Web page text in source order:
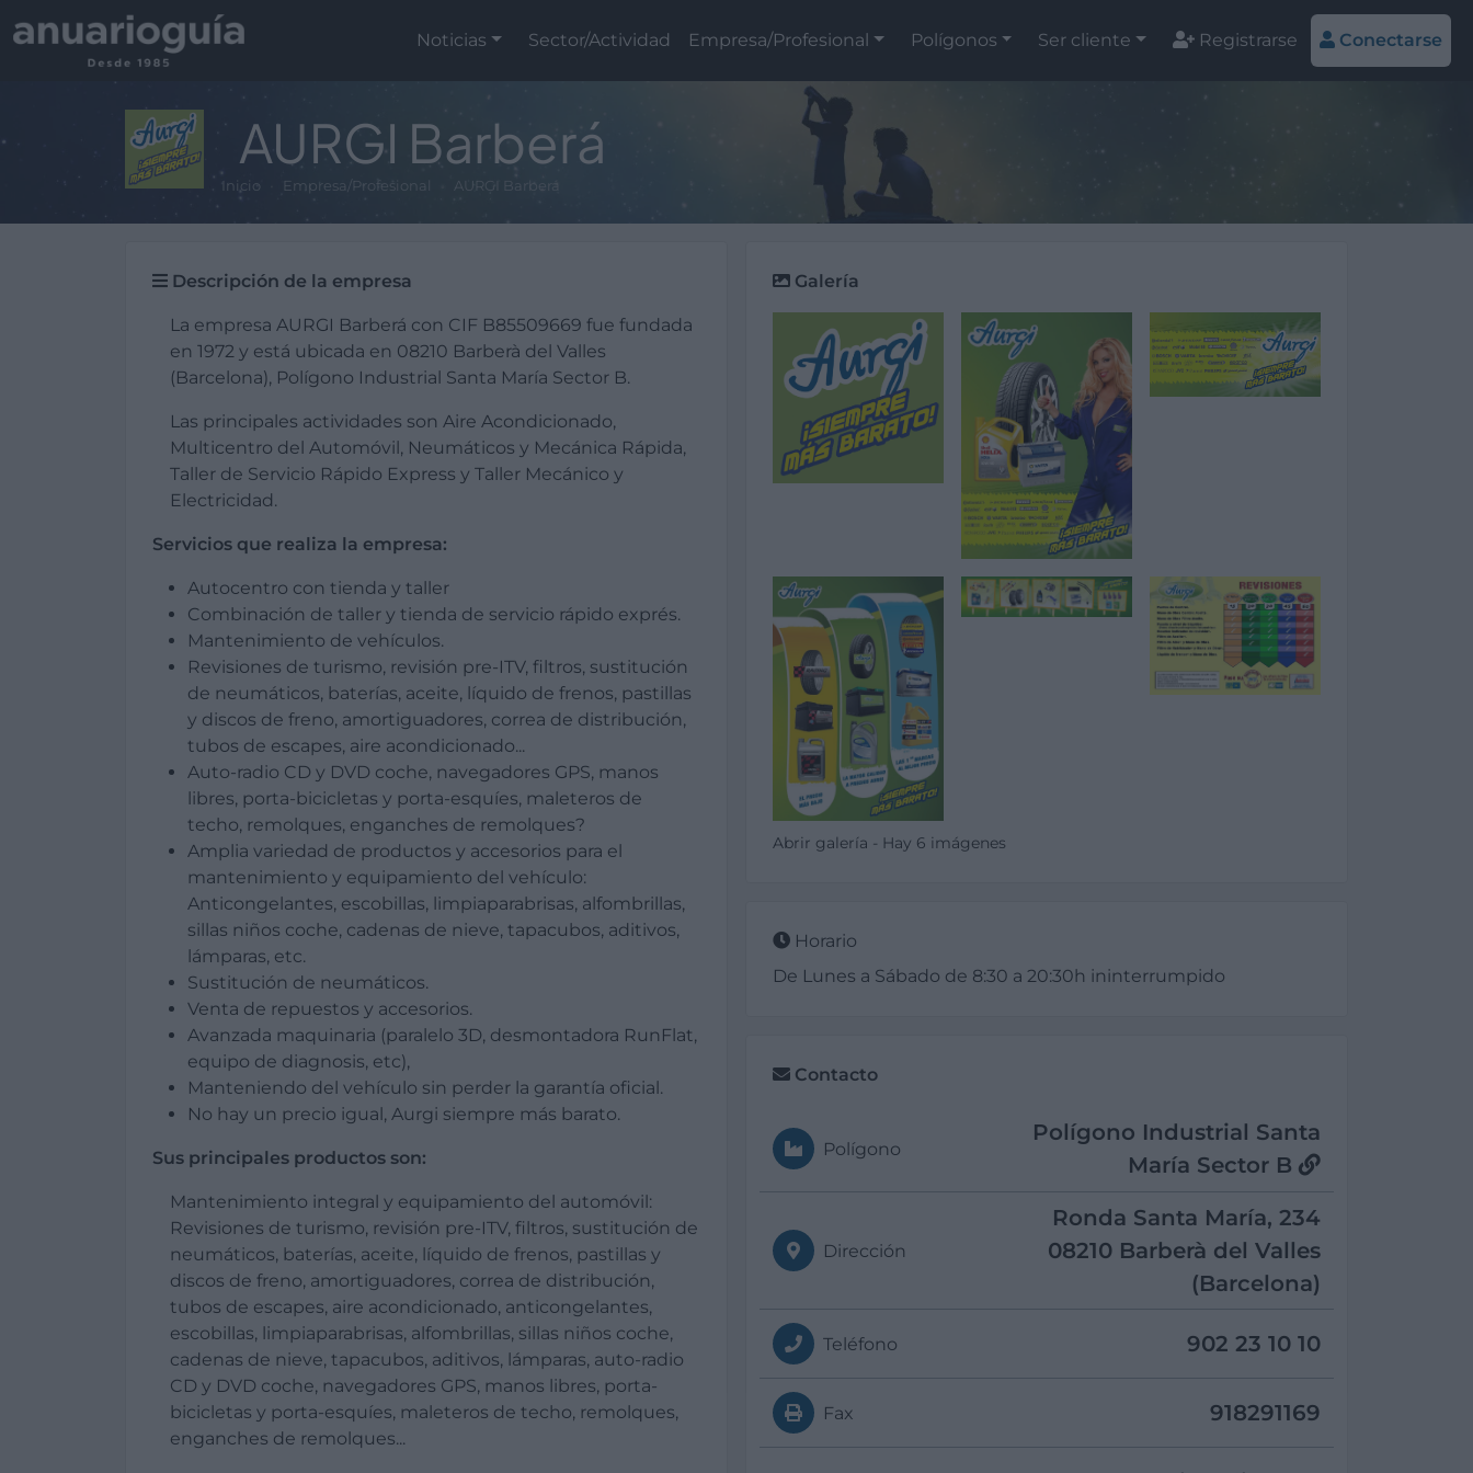
Noticias Sector/Actividad Empresa/Profesional Polígonos Ser cliente Registrarse Conectarse
AURGI Barberá
Inicio Empresa/Profesional AURGI Barberá
Descripción de la empresa
La empresa AURGI Barberá con CIF B85509669 fue fundada
en 1972 y está ubicada en 08210 Barberà del Valles
(Barcelona), Polígono Industrial Santa María Sector B.
Las principales actividades son Aire Acondicionado,
Multicentro del Automóvil, Neumáticos y Mecánica Rápida,
Taller de Servicio Rápido Express y Taller Mecánico y
Electricidad.
Servicios que realiza la empresa:
Autocentro con tienda y taller
Combinación de taller y tienda de servicio rápido exprés.
Mantenimiento de vehículos.
Revisiones de turismo, revisión pre-ITV, filtros, sustitución
de neumáticos, baterías, aceite, líquido de frenos, pastillas
y discos de freno, amortiguadores, correa de distribución,
tubos de escapes, aire acondicionado...
Auto-radio CD y DVD coche, navegadores GPS, manos
libres, porta-bicicletas y porta-esquíes, maleteros de
techo, remolques, enganches de remolques?
Amplia variedad de productos y accesorios para el
mantenimiento y equipamiento del vehículo:
Anticongelantes, escobillas, limpiaparabrisas, alfombrillas,
sillas niños coche, cadenas de nieve, tapacubos, aditivos,
lámparas, etc.
Sustitución de neumáticos.
Venta de repuestos y accesorios.
Avanzada maquinaria (paralelo 3D, desmontadora RunFlat,
equipo de diagnosis, etc),
Manteniendo del vehículo sin perder la garantía oficial.
No hay un precio igual, Aurgi siempre más barato.
Sus principales productos son:
Mantenimiento integral y equipamiento del automóvil:
Revisiones de turismo, revisión pre-ITV, filtros, sustitución de
neumáticos, baterías, aceite, líquido de frenos, pastillas y
discos de freno, amortiguadores, correa de distribución,
tubos de escapes, aire acondicionado, anticongelantes,
escobillas, limpiaparabrisas, alfombrillas, sillas niños coche,
cadenas de nieve, tapacubos, aditivos, lámparas, auto-radio
CD y DVD coche, navegadores GPS, manos libres, porta-
bicicletas y porta-esquíes, maleteros de techo, remolques,
enganches de remolques...
Galería
Abrir galería - Hay 6 imágenes
Horario
De Lunes a Sábado de 8:30 a 20:30h ininterrumpido
Contacto
Polígono
Polígono Industrial Santa
María Sector B
Dirección
Ronda Santa María, 234
08210 Barberà del Valles
(Barcelona)
Teléfono 902 23 10 10
Fax 918291169